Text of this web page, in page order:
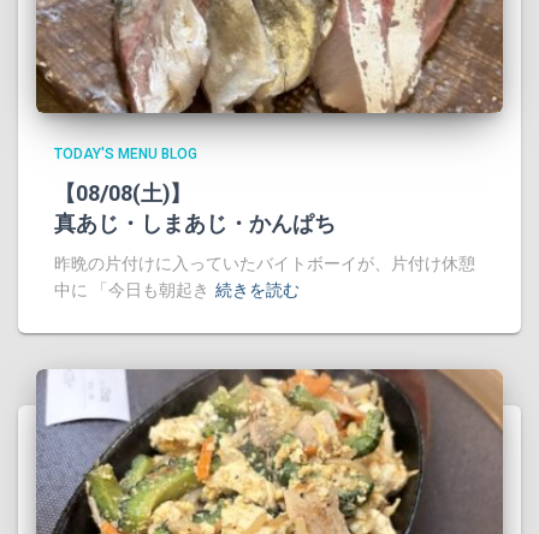
TODAY'S MENU BLOG
【08/08(土)】
真あじ・しまあじ・かんぱち
昨晩の片付けに入っていたバイトボーイが、片付け休憩
中に 「今日も朝起き 続きを読む